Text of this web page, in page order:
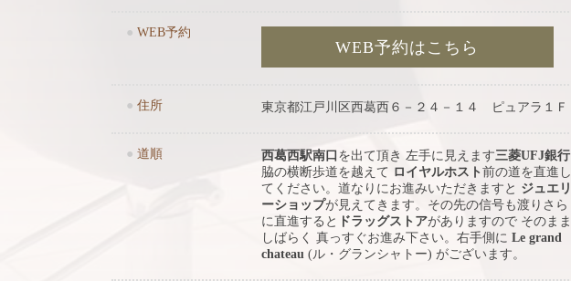
● WEB予約
WEB予約はこちら
● 住所 東京都江戸川区西葛西６－２４－１４ ピュアラ１Ｆ
● 道順 西葛西駅南口 を出て頂き 左手に見えます三菱UFJ銀行
脇の横断歩道を越えて ロイヤルホスト 前の道を直進し
てください。道なりにお進みいただきますと ジュエリ
ーショップが見えてきます。その先の信号も渡りさら
に直進すると ドラッグストアがありますので そのまま
しばらく 真っすぐお進み下さい。右手側に Le grand
chateau (ル・グランシャトー) がございます。